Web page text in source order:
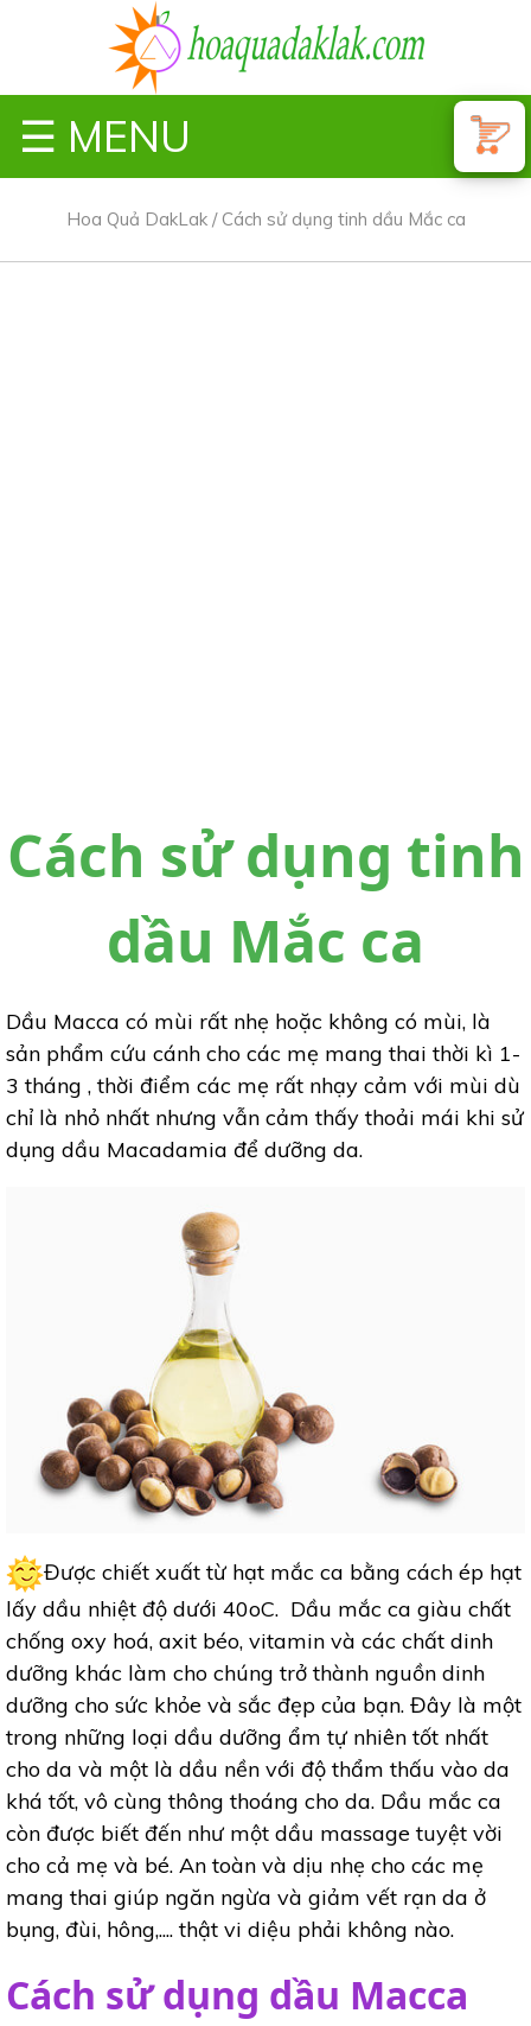
☰ MENU
Hoa Quả DakLak/ Cách sử dụng tinh dầu Mắc ca
Cách sử dụng tinh
dầu Mắc ca
Dầu Macca có mùi rất nhẹ hoặc không có mùi, là
sản phẩm cứu cánh cho các mẹ mang thai thời kì 1-
3 tháng , thời điểm các mẹ rất nhạy cảm với mùi dù
chỉ là nhỏ nhất nhưng vẫn cảm thấy thoải mái khi sử
dụng dầu Macadamia để dưỡng da.
Được chiết xuất từ hạt mắc ca bằng cách ép hạt
lấy dầu nhiệt độ dưới 40oC. Dầu mắc ca giàu chất
chống oxy hoá, axit béo, vitamin và các chất dinh
dưỡng khác làm cho chúng trở thành nguồn dinh
dưỡng cho sức khỏe và sắc đẹp của bạn. Đây là một
trong những loại dầu dưỡng ẩm tự nhiên tốt nhất
cho da và một là dầu nền với độ thẩm thấu vào da
khá tốt, vô cùng thông thoáng cho da. Dầu mắc ca
còn được biết đến như một dầu massage tuyệt vời
cho cả mẹ và bé. An toàn và dịu nhẹ cho các mẹ
mang thai giúp ngăn ngừa và giảm vết rạn da ở
bụng, đùi, hông,.... thật vi diệu phải không nào.
Cách sử dụng dầu Macca